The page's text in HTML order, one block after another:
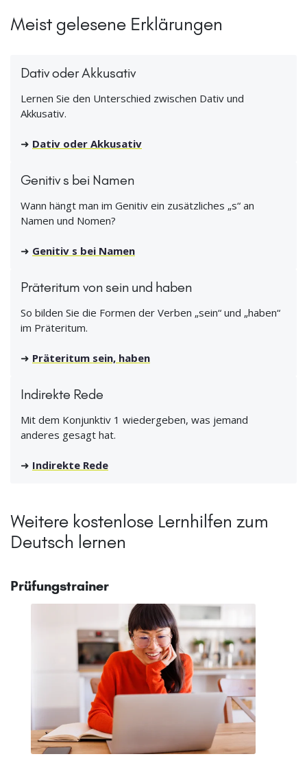
Meist gelesene Erklärungen
Dativ oder Akkusativ
Lernen Sie den Unterschied zwischen Dativ und
Akkusativ.
➜ Dativ oder Akkusativ
Genitiv s bei Namen
Wann hängt man im Genitiv ein zusätzliches „s“ an
Namen und Nomen?
➜ Genitiv s bei Namen
Präteritum von sein und haben
So bilden Sie die Formen der Verben „sein“ und „haben“
im Präteritum.
➜ Präteritum sein, haben
Indirekte Rede
Mit dem Konjunktiv 1 wiedergeben, was jemand
anderes gesagt hat.
➜ Indirekte Rede
Weitere kostenlose Lernhilfen zum
Deutsch lernen
Prüfungstrainer